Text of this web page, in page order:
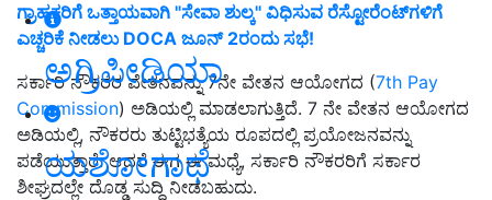
ಅಗ್ರಿಪೀಡಿಯಾ
ಯಶೋಗಾಥೆ
ಗ್ರಾಹಕರಿಗೆ ಒತ್ತಾಯವಾಗಿ "ಸೇವಾ ಶುಲ್ಕ" ವಿಧಿಸುವ ರೆಸ್ಟೋರೆಂಟ್‌ಗಳಿಗೆ
ಎಚ್ಚರಿಕೆ ನೀಡಲು DOCA ಜೂನ್ 2ರಂದು ಸಭೆ!
ಸರ್ಕಾರಿ ನೌಕರರ ವೇತನವನ್ನು 7ನೇ ವೇತನ ಆಯೋಗದ (7th Pay
Commission) ಅಡಿಯಲ್ಲಿ ಮಾಡಲಾಗುತ್ತಿದೆ. 7 ನೇ ವೇತನ ಆಯೋಗದ
ಅಡಿಯಲ್ಲಿ, ನೌಕರರು ತುಟ್ಟಿಭತ್ಯೆಯ ರೂಪದಲ್ಲಿ ಪ್ರಯೋಜನವನ್ನು
ಪಡೆಯುತ್ತಾರೆ. ಆದರೆ ಈಗ ಈ ಮಧ್ಯೆ, ಸರ್ಕಾರಿ ನೌಕರರಿಗೆ ಸರ್ಕಾರ
ಶೀಘ್ರದಲ್ಲೇ ದೊಡ್ಡ ಸುದ್ದಿ ನೀಡಬಹುದು.